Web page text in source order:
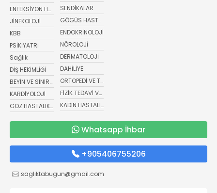
ENFEKSİYON HASTALIKLARI
JİNEKOLOJİ
KBB
PSİKİYATRİ
Sağlık
DİŞ HEKİMLİĞİ
BEYİN VE SİNİR CERRAHİSİ
KARDİYOLOJİ
GÖZ HASTALIKLARI
SENDİKALAR
GÖGÜS HASTALIKLARI
ENDOKRİNOLOJİ
NÖROLOJİ
DERMATOLOJİ
DAHİLİYE
ORTOPEDİ VE TRAVMATOLOJİ
FİZİK TEDAVİ VE REHABİLİTASYON
KADIN HASTALIKLARI VE DOĞUM
Whatsapp İhbar
+905406755206
sagliktabugun@gmail.com